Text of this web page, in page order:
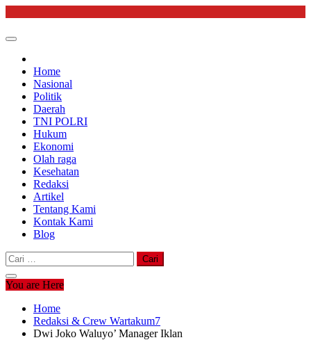
content
Home
Nasional
Politik
Daerah
TNI POLRI
Hukum
Ekonomi
Olah raga
Kesehatan
Redaksi
Artikel
Tentang Kami
Kontak Kami
Blog
Cari
untuk:
You are Here
Home
Redaksi & Crew Wartakum7
Dwi Joko Waluyo’ Manager Iklan